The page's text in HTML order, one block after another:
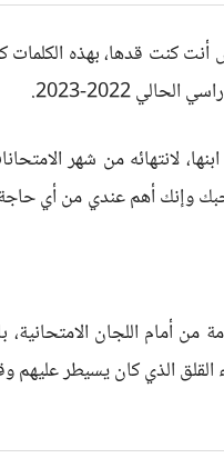
كنت قدها، بهذه الكلمات
2022-2023.
لانتهائه من شهر
بحبك وإنك أهم عندي من أي
أمام اللجان الامتحانية،
القلق الذي كان يسيطر عليهم